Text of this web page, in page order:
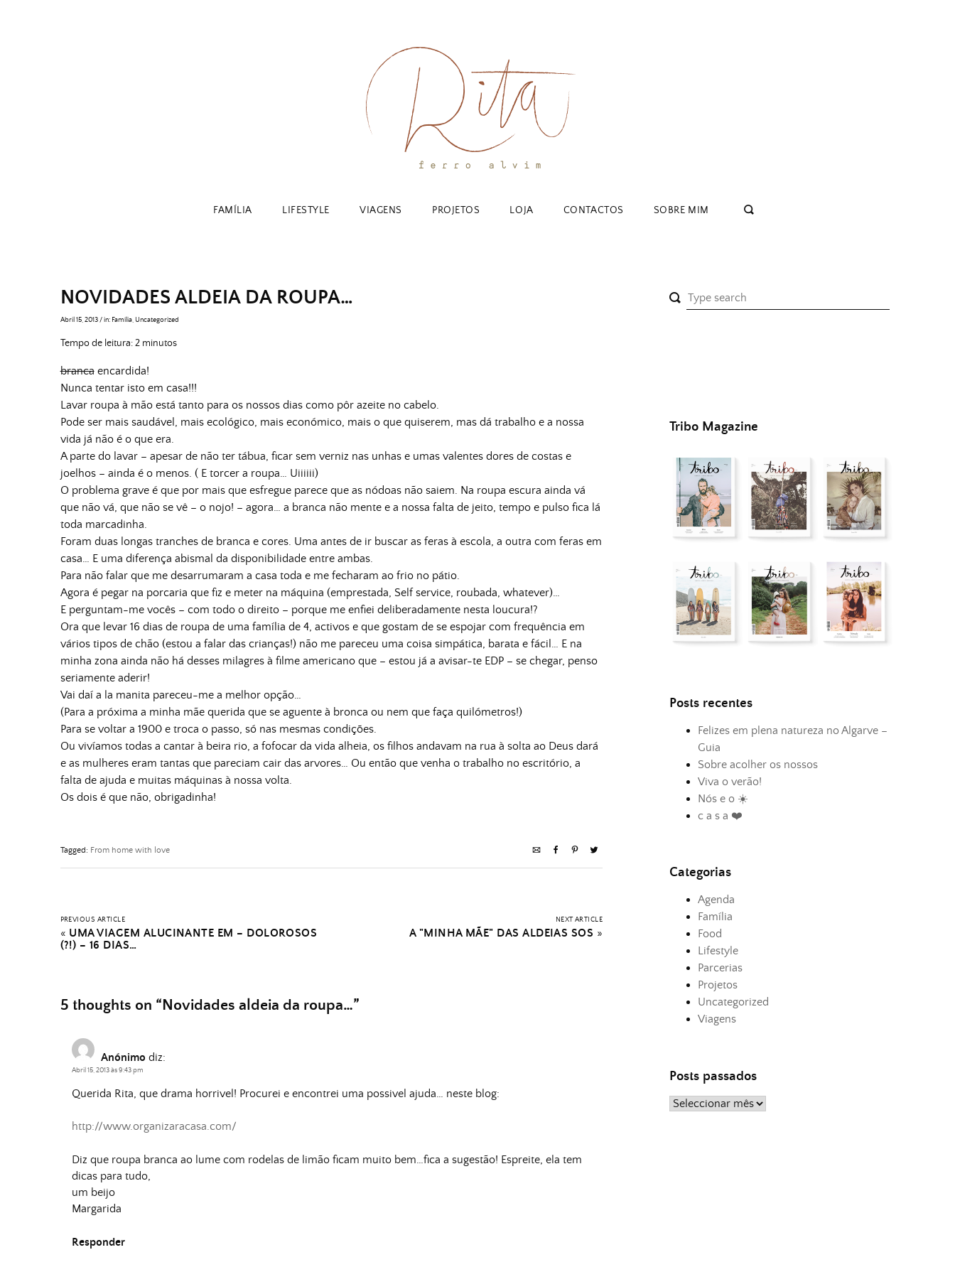
FAMÍLIA LIFESTYLE VIAGENS PROJETOS LOJA CONTACTOS SOBRE MIM
NOVIDADES ALDEIA DA ROUPA…
Abril 15, 2013/in: Família, Uncategorized
Tempo de leitura:2 minutos
brancaencardida!
Nunca tentar isto em casa!!!
Lavar roupa à mão está tanto para os nossos dias como pôr azeite no cabelo.
Pode ser mais saudável, mais ecológico, mais económico, mais o que quiserem, mas dá trabalho e a nossa
vida já não é o que era.
A parte do lavar – apesar de não ter tábua, ficar sem verniz nas unhas e umas valentes dores de costas e
joelhos – ainda é o menos. ( E torcer a roupa… Uiiiiii)
O problema grave é que por mais que esfregue parece que as nódoas não saiem. Na roupa escura ainda vá
que não vá, que não se vê – o nojo! – agora… a branca não mente e a nossa falta de jeito, tempo e pulso fica lá
toda marcadinha.
Foram duas longas tranches de branca e cores. Uma antes de ir buscar as feras à escola, a outra com feras em
casa… E uma diferença abismal da disponibilidade entre ambas.
Para não falar que me desarrumaram a casa toda e me fecharam ao frio no pátio.
Agora é pegar na porcaria que fiz e meter na máquina (emprestada, Self service, roubada, whatever)…
E perguntam-me vocês – com todo o direito – porque me enfiei deliberadamente nesta loucura!?
Ora que levar 16 dias de roupa de uma família de 4, activos e que gostam de se espojar com frequência em
vários tipos de chão (estou a falar das crianças!) não me pareceu uma coisa simpática, barata e fácil… E na
minha zona ainda não há desses milagres à filme americano que – estou já a avisar-te EDP – se chegar, penso
seriamente aderir!
Vai daí a la manita pareceu-me a melhor opção…
(Para a próxima a minha mãe querida que se aguente à bronca ou nem que faça quilómetros!)
Para se voltar a 1900 e troca o passo, só nas mesmas condições.
Ou vivíamos todas a cantar à beira rio, a fofocar da vida alheia, os filhos andavam na rua à solta ao Deus dará
e as mulheres eram tantas que pareciam cair das arvores… Ou então que venha o trabalho no escritório, a
falta de ajuda e muitas máquinas à nossa volta.
Os dois é que não, obrigadinha!
Tagged: From home with love
PREVIOUS ARTICLE
« UMA VIAGEM ALUCINANTE EM – DOLOROSOS
(?!) – 16 DIAS…
NEXT ARTICLE
A "MINHA MÃE" DAS ALDEIAS SOS »
5 thoughts on “Novidades aldeia da roupa…”
Anónimo diz:
Abril 15, 2013 às 9:43 pm
Querida Rita, que drama horrivel! Procurei e encontrei uma possivel ajuda… neste blog:
http://www.organizaracasa.com/
Diz que roupa branca ao lume com rodelas de limão ficam muito bem…fica a sugestão! Espreite, ela tem
dicas para tudo,
um beijo
Margarida
Responder
Tribo Magazine
Posts recentes
Felizes em plena natureza no Algarve –
Guia
Sobre acolher os nossos
Viva o verão!
Nós e o ☀️
c a s a ❤️
Categorias
Agenda
Família
Food
Lifestyle
Parcerias
Projetos
Uncategorized
Viagens
Posts passados
Posts